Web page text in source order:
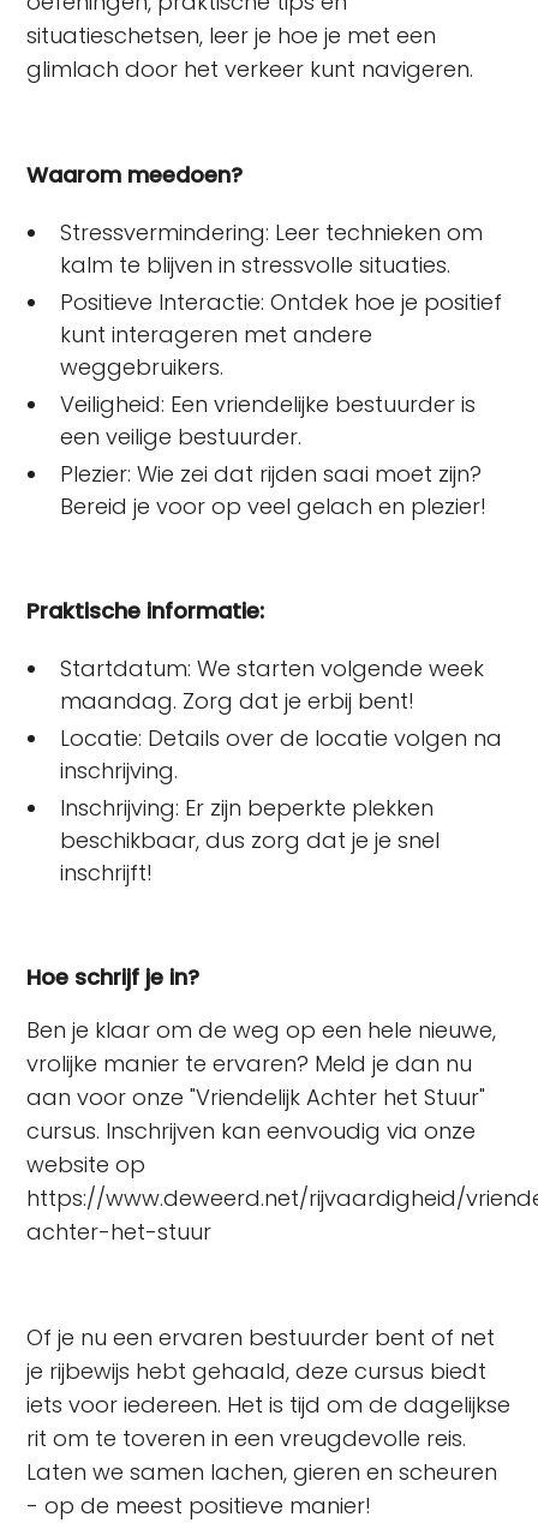
situatieschetsen, leer je hoe je met een
glimlach door het verkeer kunt navigeren.
Waarom meedoen?
Stressvermindering: Leer technieken om
kalm te blijven in stressvolle situaties.
Positieve Interactie: Ontdek hoe je positief
kunt interageren met andere
weggebruikers.
Veiligheid: Een vriendelijke bestuurder is
een veilige bestuurder.
Plezier: Wie zei dat rijden saai moet zijn?
Bereid je voor op veel gelach en plezier!
Praktische informatie:
Startdatum: We starten volgende week
maandag. Zorg dat je erbij bent!
Locatie: Details over de locatie volgen na
inschrijving.
Inschrijving: Er zijn beperkte plekken
beschikbaar, dus zorg dat je je snel
inschrijft!
Hoe schrijf je in?
Ben je klaar om de weg op een hele nieuwe,
vrolijke manier te ervaren? Meld je dan nu
aan voor onze "Vriendelijk Achter het Stuur"
cursus. Inschrijven kan eenvoudig via onze
website op
https://www.deweerd.net/rijvaardigheid/
achter-het-stuur
Of je nu een ervaren bestuurder bent of net
je rijbewijs hebt gehaald, deze cursus biedt
iets voor iedereen. Het is tijd om de dagelijkse
rit om te toveren in een vreugdevolle reis.
Laten we samen lachen, gieren en scheuren
- op de meest positieve manier!